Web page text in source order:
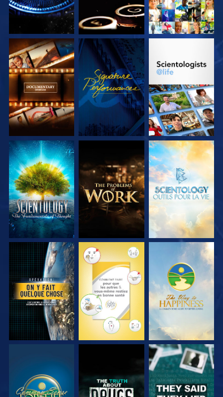
DÉCOUVRIR LES
SÉRIES
REGARDER
DÉCOUVRIR LES
DÉCOUVRIR LES
SÉRIES
DÉCOUVRIR LES
SÉRIES
DÉCOUVRIR LES
SÉRIES
REGARDER REGARDER REGARDER
REGARDER REGARDER REGARDER